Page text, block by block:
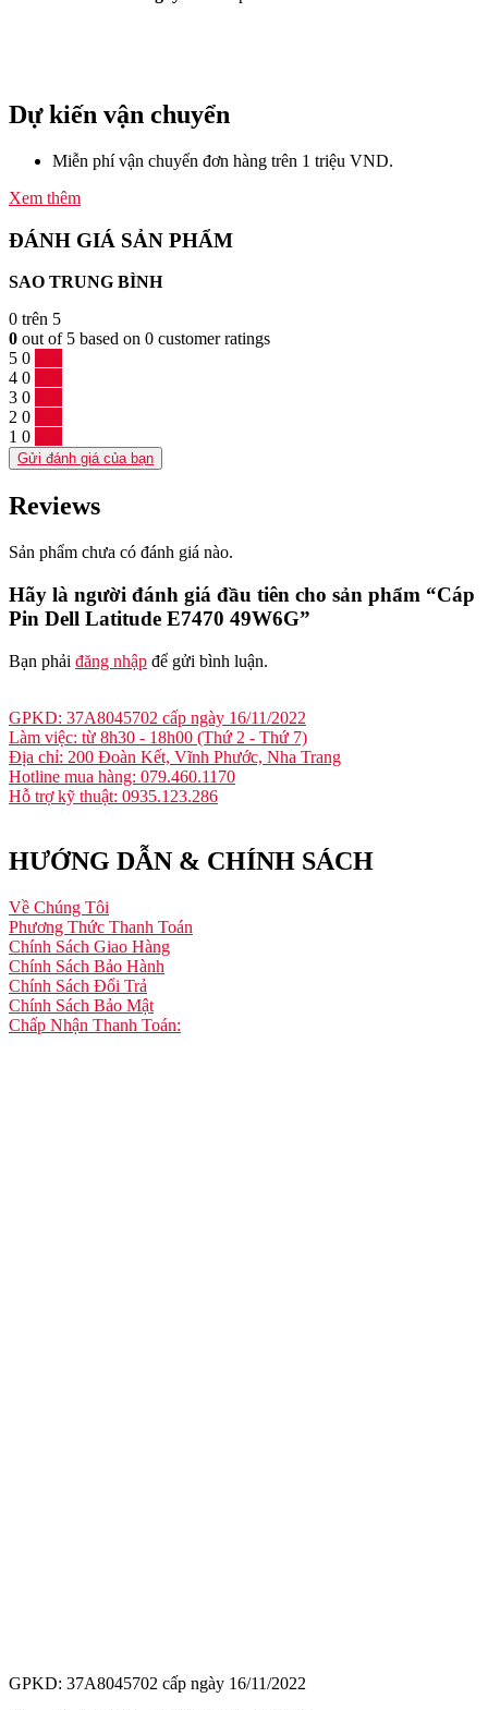
Dự kiến vận chuyển
Miễn phí vận chuyển đơn hàng trên 1 triệu VND.
Xem thêm
ĐÁNH GIÁ SẢN PHẨM
SAO TRUNG BÌNH
0 trên 5
0 out of 5 based on 0 customer ratings
5 0
4 0
3 0
2 0
1 0
Gửi đánh giá của bạn
Reviews
Sản phẩm chưa có đánh giá nào.
Hãy là người đánh giá đầu tiên cho sản phẩm “Cáp
Pin Dell Latitude E7470 49W6G”
Bạn phải đăng nhập để gửi bình luận.
GPKD: 37A8045702 cấp ngày 16/11/2022
Làm việc: từ 8h30 - 18h00 (Thứ 2 - Thứ 7)
Địa chỉ: 200 Đoàn Kết, Vĩnh Phước, Nha Trang
Hotline mua hàng: 079.460.1170
Hỗ trợ kỹ thuật: 0935.123.286
HƯỚNG DẪN & CHÍNH SÁCH
Về Chúng Tôi
Phương Thức Thanh Toán
Chính Sách Giao Hàng
Chính Sách Bảo Hành
Chính Sách Đổi Trả
Chính Sách Bảo Mật
Chấp Nhận Thanh Toán:
GPKD: 37A8045702 cấp ngày 16/11/2022